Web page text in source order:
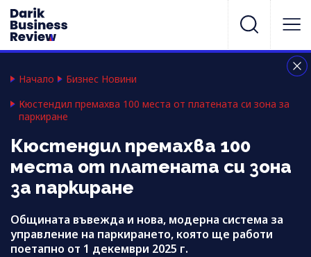
Начало
Бизнес Новини
Кюстендил премахва 100 места от платената си зона за
паркиране
Кюстендил премахва 100
места от платената си зона
за паркиране
Общината въвежда и нова, модерна система за
управление на паркирането, която ще работи
поетапно от 1 декември 2025 г.